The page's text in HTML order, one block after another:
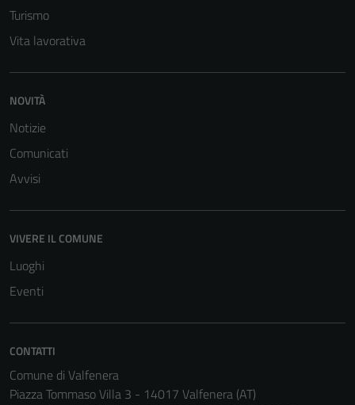
Turismo
Vita lavorativa
NOVITÀ
Notizie
Comunicati
Avvisi
VIVERE IL COMUNE
Luoghi
Eventi
CONTATTI
Comune di Valfenera
Piazza Tommaso Villa 3 - 14017 Valfenera (AT)